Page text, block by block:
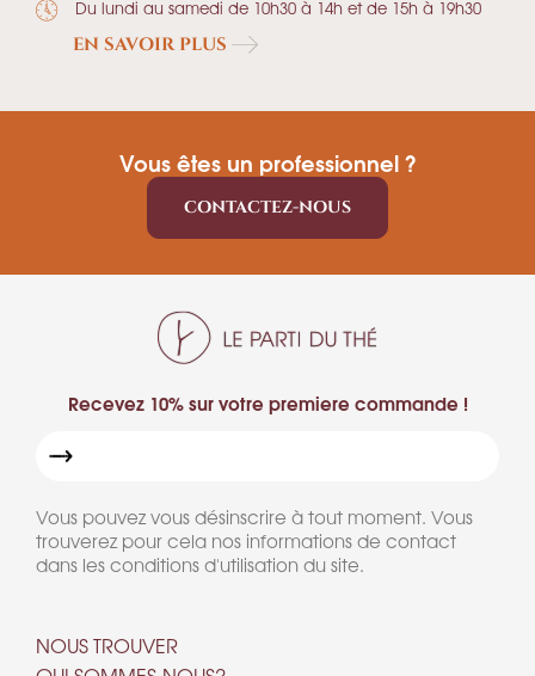
Du lundi au samedi de 10h30 à 14h et de 15h à 19h30
EN SAVOIR PLUS
Vous êtes un professionnel ?
CONTACTEZ-NOUS
Recevez 10% sur votre premiere commande !
Vous pouvez vous désinscrire à tout moment. Vous
trouverez pour cela nos informations de contact
dans les conditions d'utilisation du site.
NOUS TROUVER